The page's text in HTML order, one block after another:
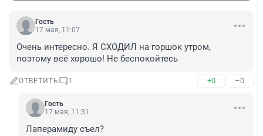
Гость
17 мая, 11:07
Очень интересно. Я СХОДИЛ на горшок утром,
поэтому всё хорошо! Не беспокойтесь
ОТВЕТИТЬ 1 +0 –0
Гость
17 мая, 11:31
Лаперамиду съел?